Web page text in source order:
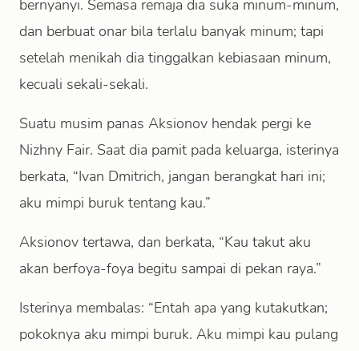
bernyanyi. Semasa remaja dia suka minum-minum,
dan berbuat onar bila terlalu banyak minum; tapi
setelah menikah dia tinggalkan kebiasaan minum,
kecuali sekali-sekali.
Suatu musim panas Aksionov hendak pergi ke
Nizhny Fair. Saat dia pamit pada keluarga, isterinya
berkata, “Ivan Dmitrich, jangan berangkat hari ini;
aku mimpi buruk tentang kau.”
Aksionov tertawa, dan berkata, “Kau takut aku
akan berfoya-foya begitu sampai di pekan raya.”
Isterinya membalas: “Entah apa yang kutakutkan;
pokoknya aku mimpi buruk. Aku mimpi kau pulang